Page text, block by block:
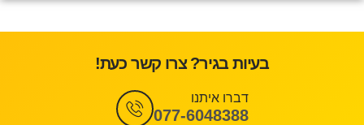
בעיות בגיר? צרו קשר כעת!
דברו איתנו
077-6048388